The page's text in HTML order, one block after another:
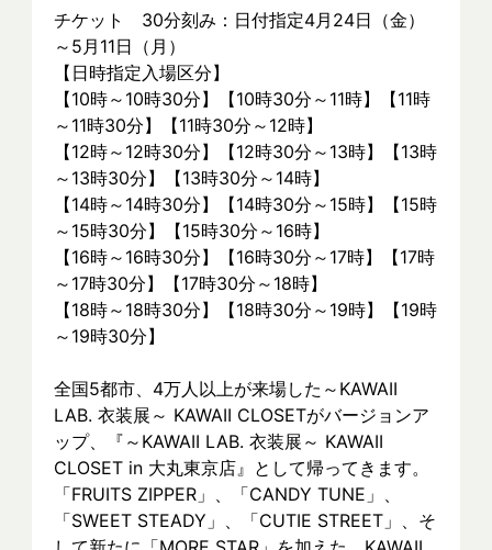
チケット　30分刻み：日付指定4月24日（金）
～5月11日（月）
【日時指定入場区分】
【10時～10時30分】【10時30分～11時】【11時
～11時30分】【11時30分～12時】
【12時～12時30分】【12時30分～13時】【13時
～13時30分】【13時30分～14時】
【14時～14時30分】【14時30分～15時】【15時
～15時30分】【15時30分～16時】
【16時～16時30分】【16時30分～17時】【17時
～17時30分】【17時30分～18時】
【18時～18時30分】【18時30分～19時】【19時
～19時30分】
全国5都市、4万⼈以上が来場した～KAWAII
LAB. 衣装展～ KAWAII CLOSETがバージョンア
ップ、『～KAWAII LAB. 衣装展～ KAWAII
CLOSET in 大丸東京店』として帰ってきます。
「FRUITS ZIPPER」、「CANDY TUNE」、
「SWEET STEADY」、「CUTIE STREET」、そ